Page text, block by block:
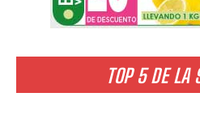
TOP 5 DE LA